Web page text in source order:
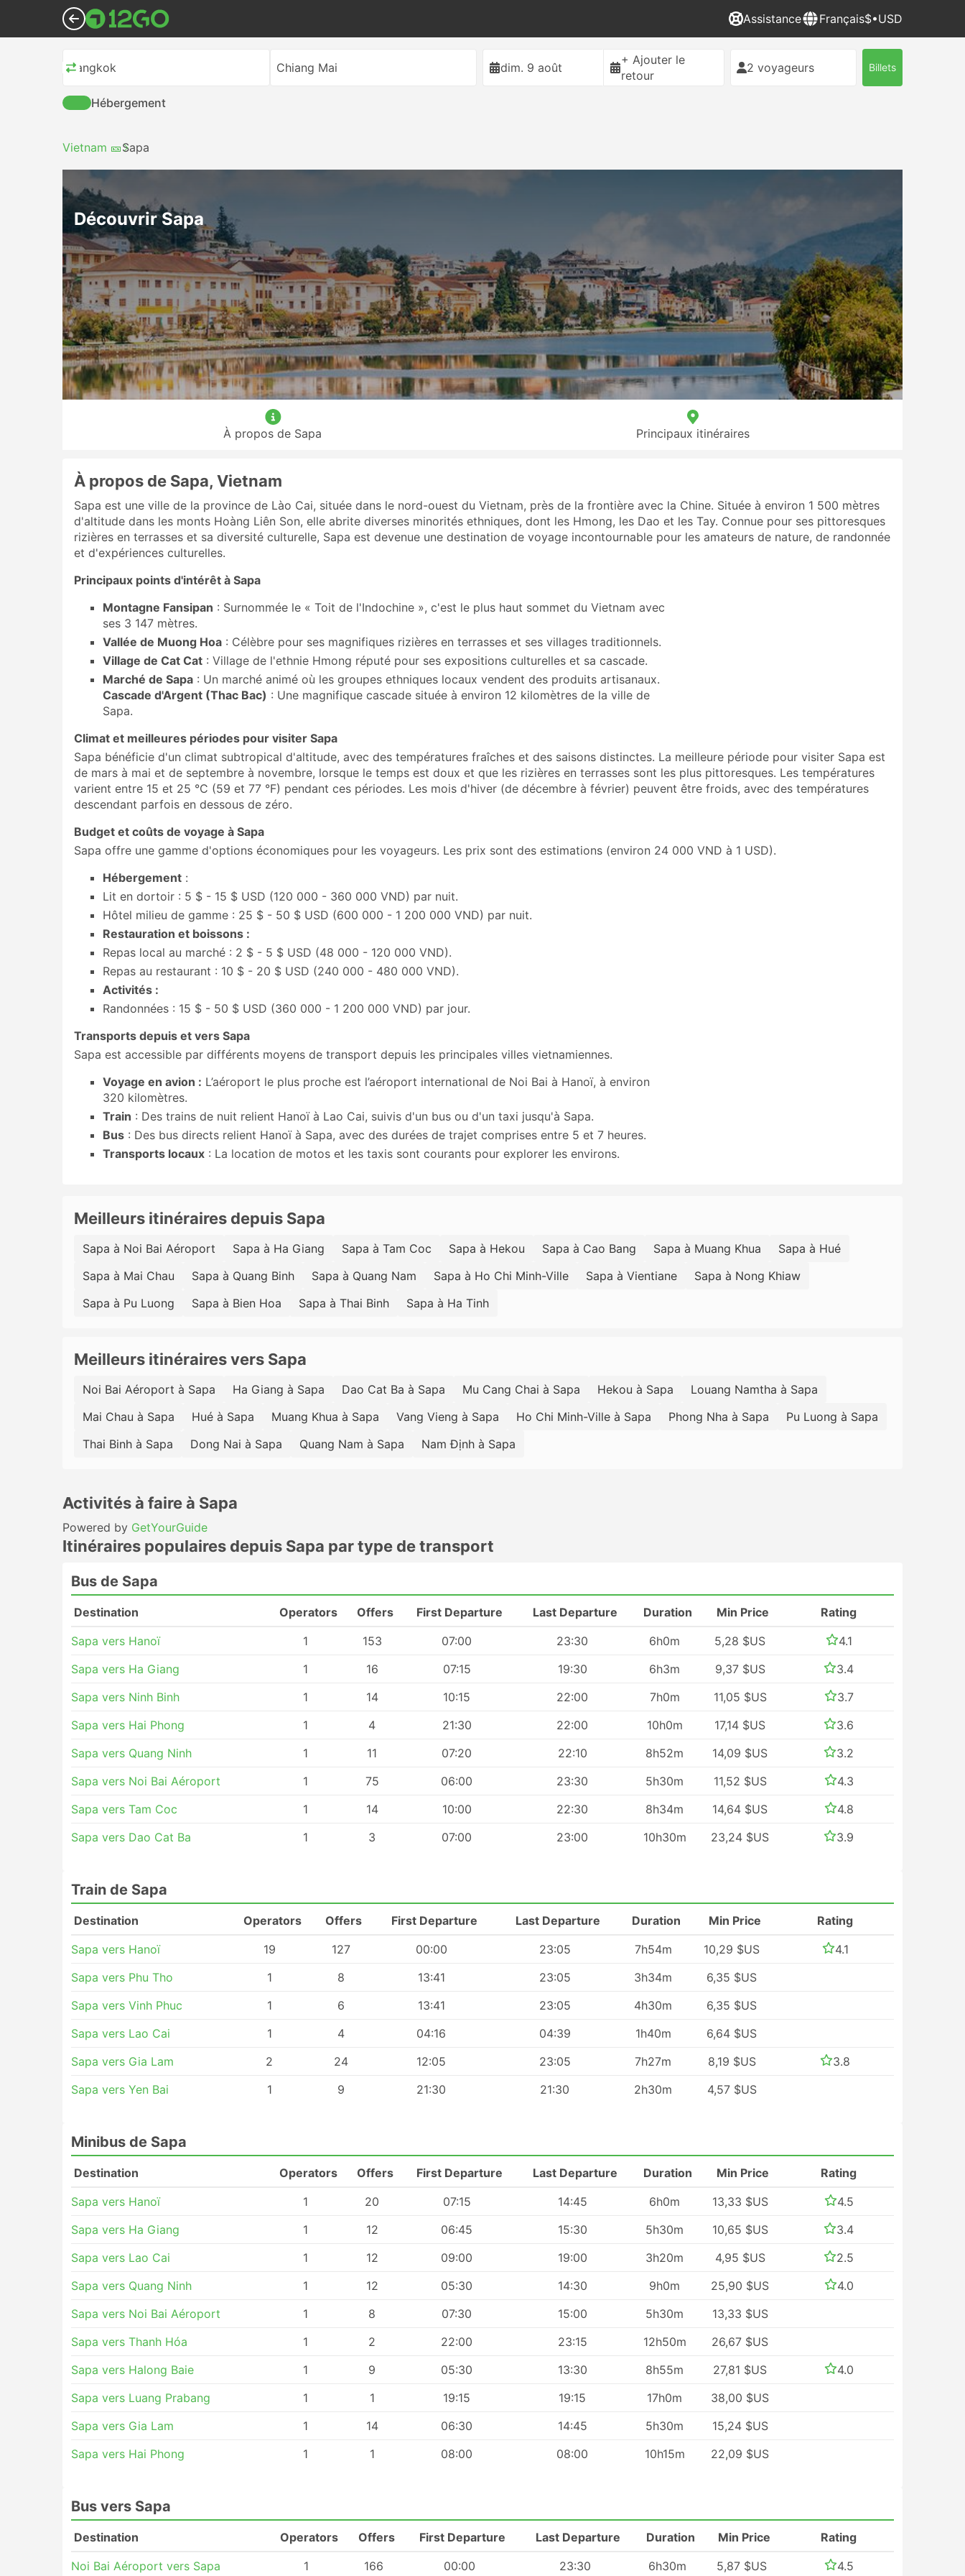
Assistance Français$•USD
Bangkok Chiang Mai dim. 9 août
+ Ajouter le
retour
2 voyageurs Billets
Hébergement
Vietnam 🎫Sapa
Découvrir Sapa
À propos de Sapa Principaux itinéraires
À propos de Sapa, Vietnam
Sapa est une ville de la province de Lào Cai, située dans le nord-ouest du Vietnam, près de la frontière avec la Chine. Située à environ 1 500 mètres
d'altitude dans les monts Hoàng Liên Son, elle abrite diverses minorités ethniques, dont les Hmong, les Dao et les Tay. Connue pour ses pittoresques
rizières en terrasses et sa diversité culturelle, Sapa est devenue une destination de voyage incontournable pour les amateurs de nature, de randonnée
et d'expériences culturelles.
Principaux points d'intérêt à Sapa
Montagne Fansipan : Surnommée le « Toit de l'Indochine », c'est le plus haut sommet du Vietnam avec
ses 3 147 mètres.
Vallée de Muong Hoa : Célèbre pour ses magnifiques rizières en terrasses et ses villages traditionnels.
Village de Cat Cat : Village de l'ethnie Hmong réputé pour ses expositions culturelles et sa cascade.
Marché de Sapa : Un marché animé où les groupes ethniques locaux vendent des produits artisanaux.
Cascade d'Argent (Thac Bac) : Une magnifique cascade située à environ 12 kilomètres de la ville de
Sapa.
Climat et meilleures périodes pour visiter Sapa
Sapa bénéficie d'un climat subtropical d'altitude, avec des températures fraîches et des saisons distinctes. La meilleure période pour visiter Sapa est
de mars à mai et de septembre à novembre, lorsque le temps est doux et que les rizières en terrasses sont les plus pittoresques. Les températures
varient entre 15 et 25 °C (59 et 77 °F) pendant ces périodes. Les mois d'hiver (de décembre à février) peuvent être froids, avec des températures
descendant parfois en dessous de zéro.
Budget et coûts de voyage à Sapa
Sapa offre une gamme d'options économiques pour les voyageurs. Les prix sont des estimations (environ 24 000 VND à 1 USD).
Hébergement :
Lit en dortoir : 5 $ - 15 $ USD (120 000 - 360 000 VND) par nuit.
Hôtel milieu de gamme : 25 $ - 50 $ USD (600 000 - 1 200 000 VND) par nuit.
Restauration et boissons :
Repas local au marché : 2 $ - 5 $ USD (48 000 - 120 000 VND).
Repas au restaurant : 10 $ - 20 $ USD (240 000 - 480 000 VND).
Activités :
Randonnées : 15 $ - 50 $ USD (360 000 - 1 200 000 VND) par jour.
Transports depuis et vers Sapa
Sapa est accessible par différents moyens de transport depuis les principales villes vietnamiennes.
Voyage en avion : L’aéroport le plus proche est l’aéroport international de Noi Bai à Hanoï, à environ
320 kilomètres.
Train : Des trains de nuit relient Hanoï à Lao Cai, suivis d'un bus ou d'un taxi jusqu'à Sapa.
Bus : Des bus directs relient Hanoï à Sapa, avec des durées de trajet comprises entre 5 et 7 heures.
Transports locaux : La location de motos et les taxis sont courants pour explorer les environs.
Meilleurs itinéraires depuis Sapa
Sapa à Noi Bai Aéroport Sapa à Ha Giang Sapa à Tam Coc Sapa à Hekou Sapa à Cao Bang Sapa à Muang Khua
Sapa à Hué
Sapa à Mai Chau
Sapa à Quang Binh Sapa à Quang Nam Sapa à Ho Chi Minh-Ville Sapa à Vientiane
Sapa à Nong Khiaw
Sapa à Pu Luong
Sapa à Bien Hoa Sapa à Thai Binh Sapa à Ha Tinh
Meilleurs itinéraires vers Sapa
Noi Bai Aéroport à Sapa Ha Giang à Sapa Dao Cat Ba à Sapa Mu Cang Chai à Sapa Hekou à Sapa
Louang Namtha à Sapa
Mai Chau à Sapa
Hué à Sapa Muang Khua à Sapa Vang Vieng à Sapa Ho Chi Minh-Ville à Sapa Phong Nha à Sapa
Pu Luong à Sapa
Thai Binh à Sapa
Dong Nai à Sapa Quang Nam à Sapa Nam Định à Sapa
Activités à faire à Sapa
Powered by GetYourGuide
Itinéraires populaires depuis Sapa par type de transport
Bus de Sapa
Destination Operators Offers First Departure Last Departure Duration Min Price
Rating
Sapa vers Hanoï
1 153 07:00 23:30 6h0m 5,28 $US
4.1
Sapa vers Ha Giang
1 16 07:15 19:30 6h3m 9,37 $US
3.4
Sapa vers Ninh Binh
1 14 10:15 22:00 7h0m 11,05 $US
3.7
Sapa vers Hai Phong
1 4 21:30 22:00 10h0m 17,14 $US
3.6
Sapa vers Quang Ninh
1 11 07:20 22:10 8h52m 14,09 $US
3.2
Sapa vers Noi Bai Aéroport
1 75 06:00 23:30 5h30m 11,52 $US
4.3
Sapa vers Tam Coc
1 14 10:00 22:30 8h34m 14,64 $US
4.8
Sapa vers Dao Cat Ba
1 3 07:00 23:00 10h30m 23,24 $US 3.9
Train de Sapa
Destination Operators Offers First Departure Last Departure Duration Min Price
Rating
Sapa vers Hanoï
19 127 00:00 23:05 7h54m 10,29 $US
4.1
Sapa vers Phu Tho
1 8 13:41 23:05 3h34m
6,35 $US
Sapa vers Vinh Phuc
1 6 13:41 23:05 4h30m
6,35 $US
Sapa vers Lao Cai
1 4 04:16 04:39 1h40m
6,64 $US
Sapa vers Gia Lam
2 24 12:05 23:05 7h27m 8,19 $US
3.8
Sapa vers Yen Bai
1 9 21:30 21:30 2h30m 4,57 $US
Minibus de Sapa
Destination Operators Offers First Departure Last Departure Duration Min Price
Rating
Sapa vers Hanoï
1 20 07:15 14:45 6h0m 13,33 $US
4.5
Sapa vers Ha Giang
1 12 06:45 15:30 5h30m 10,65 $US
3.4
Sapa vers Lao Cai
1 12 09:00 19:00 3h20m 4,95 $US
2.5
Sapa vers Quang Ninh
1 12 05:30 14:30 9h0m 25,90 $US
4.0
Sapa vers Noi Bai Aéroport
1 8 07:30 15:00 5h30m
13,33 $US
Sapa vers Thanh Hóa
1 2 22:00 23:15 12h50m
26,67 $US
Sapa vers Halong Baie
1 9 05:30 13:30 8h55m 27,81 $US
4.0
Sapa vers Luang Prabang
1 1 19:15 19:15 17h0m
38,00 $US
Sapa vers Gia Lam
1 14 06:30 14:45 5h30m
15,24 $US
Sapa vers Hai Phong
1 1 08:00 08:00 10h15m 22,09 $US
Bus vers Sapa
Destination Operators Offers First Departure Last Departure Duration Min Price
Rating
Noi Bai Aéroport vers Sapa
1 166 00:00 23:30 6h30m 5,87 $US 4.5